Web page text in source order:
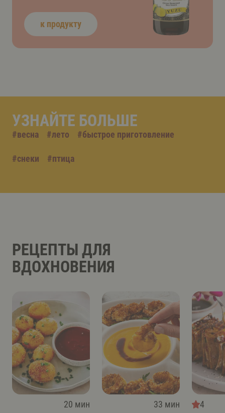
к продукту
УЗНАЙТЕ БОЛЬШЕ
#весна #лето #быстрое приготовление
#снеки #птица
РЕЦЕПТЫ ДЛЯ
ВДОХНОВЕНИЯ
20 мин 33 мин 4